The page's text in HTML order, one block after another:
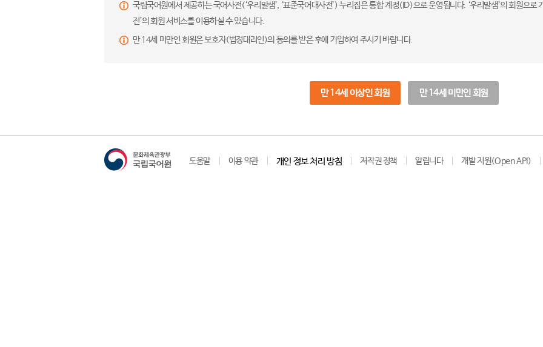
국립국어원에서 제공하는 국어사전(‘우리말샘’, ‘표준국어대사전’) 누리집은 통합 계정(ID)으로 운영됩니다. ‘우리말샘’의 회원으
전’의 회원 서비스를 이용하실 수 있습니다.
만 14세 미만인 회원은 보호자(법정대리인)의 동의를 받은 후에 가입하여 주시기 바랍니다.
만 14세 이상인 회원 만 14세 미만인 회원
도움말 이용 약관 개인 정보 처리 방침 저작권 정책 알립니다 개발 지원(Open API)